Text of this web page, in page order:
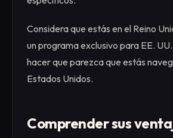
Considera que estás en el Reino
un programa exclusivo para EE.
hacer que parezca que estás
Estados Unidos. ‍
Comprender sus